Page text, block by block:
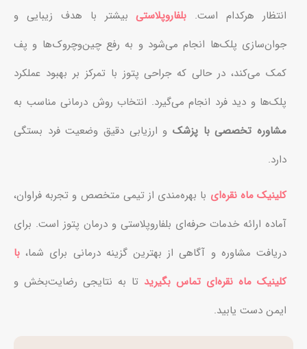
انتظار هرکدام است. بلفاروپلاستی بیشتر با هدف زیبایی و
جوان‌سازی پلک‌ها انجام می‌شود و به رفع چین‌وچروک‌ها و پف
کمک می‌کند، در حالی که جراحی پتوز با تمرکز بر بهبود عملکرد
پلک‌ها و دید فرد انجام می‌گیرد. انتخاب روش درمانی مناسب به
مشاوره تخصصی با پزشک و ارزیابی دقیق وضعیت فرد بستگی
دارد.
کلینیک ماه نقره‌ای با بهره‌مندی از تیمی متخصص و تجربه فراوان،
آماده ارائه خدمات حرفه‌ای بلفاروپلاستی و درمان پتوز است. برای
دریافت مشاوره و آگاهی از بهترین گزینه درمانی برای شما، با
کلینیک ماه نقره‌ای تماس بگیرید تا به نتایجی رضایت‌بخش و
ایمن دست یابید.